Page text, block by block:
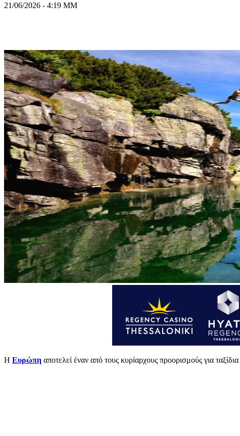
21/06/2026 - 4:19 ΜΜ
Η Ευρώπη αποτελεί έναν από τους κυρίαρχους προορισμούς για ταξίδια